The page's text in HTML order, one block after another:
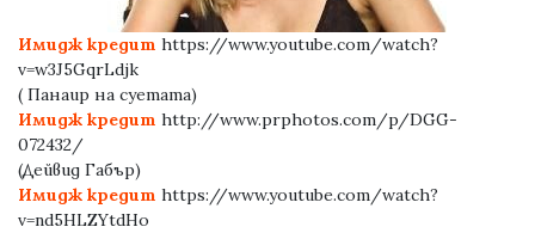
Имидж кредит https://www.youtube.com/watch?
v=w3J5GqrLdjk
( Панаир на суетата)
Имидж кредит http://www.prphotos.com/p/DGG-
072432/
(Дейвид Габър)
Имидж кредит https://www.youtube.com/watch?
v=nd5HLZYtdHo